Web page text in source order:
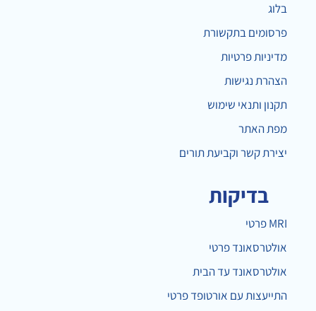
בלוג
פרסומים בתקשורת
מדיניות פרטיות
הצהרת נגישות
תקנון ותנאי שימוש
מפת האתר
יצירת קשר וקביעת תורים
בדיקות
MRI פרטי
אולטרסאונד פרטי
אולטרסאונד עד הבית
התייעצות עם אורטופד פרטי